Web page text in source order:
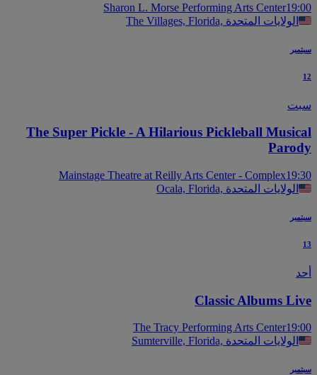
Sharon L. Morse Performing Arts Center
The Villages, Florida, الولايات المتحدة
The Super Pickle - A Hilarious Pickleball
Mainstage Theatre at Reilly Arts Center - Complex
Ocala, Florida, الولايات المتحدة
Classic Albums
The Tracy Performing Arts Center
Sumterville, Florida, الولايات المتحدة